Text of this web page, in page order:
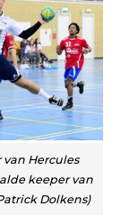
Hercules
keeper van
Dolkens)